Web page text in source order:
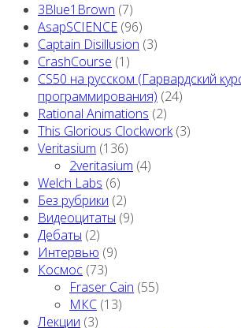
3Blue1Brown (7)
AsapSCIENCE (96)
Captain Disillusion (3)
CrashCourse (1)
CS50 на русском (Гарвардский
программирования) (24)
Rational Animations (2)
This Glorious Clockwork(3)
Veritasium (136)
2veritasium (4)
Welch Labs (6)
Без рубрики (2)
Видеоцитаты (9)
Дебаты (2)
Интервью (9)
Космос (73)
Fraser Cain (55)
МКС (13)
Лекции (3)